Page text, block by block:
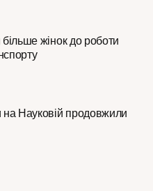
жінок до роботи
Науковій продовжили